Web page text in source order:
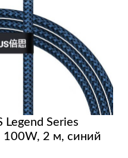
Legend Series
100W, 2 м, синий